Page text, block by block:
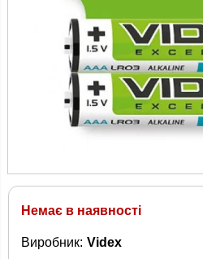
Немає в наявності
Виробник: Videx